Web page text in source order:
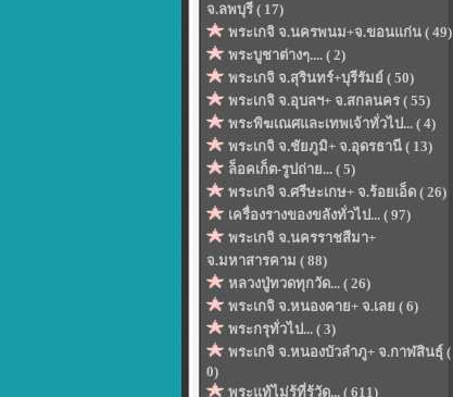
จ.ลพบุรี ( 17)
พระเกจิ จ.นครพนม+จ.ขอนแก่น ( 49)
พระบูชาต่างๆ.... ( 2)
พระเกจิ จ.สุรินทร์+บุรีรัมย์ ( 50)
พระเกจิ จ.อุบลฯ+ จ.สกลนคร ( 55)
พระพิฆเณศและเทพเจ้าทั่วไป... ( 4)
พระเกจิ จ.ชัยภูมิ+ จ.อุดรธานี ( 13)
ล็อคเก็ต-รูปถ่าย... ( 5)
พระเกจิ จ.ศรีษะเกษ+ จ.ร้อยเอ็ด ( 26)
เครื่องรางของขลังทั่วไป... ( 97)
พระเกจิ จ.นครราชสีมา+
จ.มหาสารคาม ( 88)
หลวงปู่ทวดทุกวัด... ( 26)
พระเกจิ จ.หนองคาย+ จ.เลย ( 6)
พระกรุทั่วไป... ( 3)
พระเกจิ จ.หนองบัวลำภู+ จ.กาฬสินธุ์ (
0)
พระแท้ไม่รู้ที่รู้วัด... ( 611)